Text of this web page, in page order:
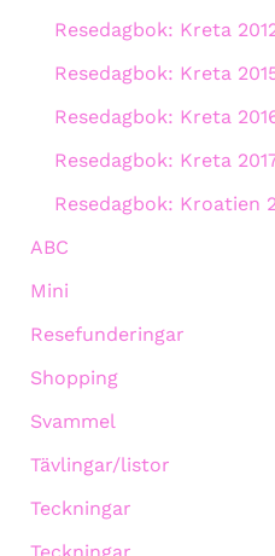
Resedagbok: Kreta
Resedagbok: Kreta
Resedagbok: Kreta
Resedagbok: Kreta
Resedagbok: Kroatien
ABC
Mini
Resefunderingar
Shopping
Svammel
Tävlingar/listor
Teckningar